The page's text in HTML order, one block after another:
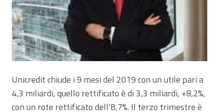
Unicredit chiude i 9 mesi del 2019 con un utile pari a
4,3 miliardi, quello rettificato è di 3,3 miliardi, +8,2%,
con un rote rettificato dell’8,7%. Il terzo trimestre è